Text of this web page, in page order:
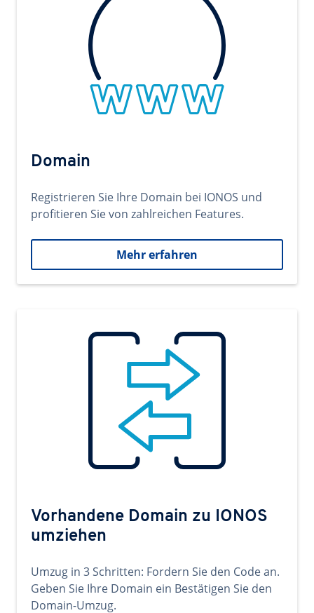
Domain
Registrieren Sie Ihre Domain bei IONOS und
profitieren Sie von zahlreichen Features.
Mehr erfahren
Vorhandene Domain zu IONOS
umziehen
Umzug in 3 Schritten: Fordern Sie den Code an.
Geben Sie Ihre Domain ein Bestätigen Sie den
Domain-Umzug.